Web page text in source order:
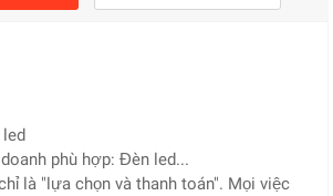
phù hợp: Đèn led...
là "lựa chọn và thanh toán". Mọi việc